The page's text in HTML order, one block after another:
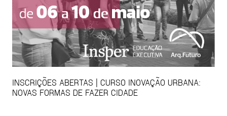
INSCRIÇÕES ABERTAS | CURSO INOVAÇÃO URBANA:
NOVAS FORMAS DE FAZER CIDADE